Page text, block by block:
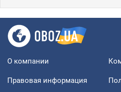
О компании
Правовая информация